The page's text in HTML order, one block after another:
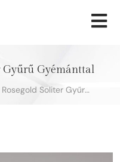
Gyűrű Gyémánttal
Fehér-És Rosegold Soliter Gyűrű Gyémánttal